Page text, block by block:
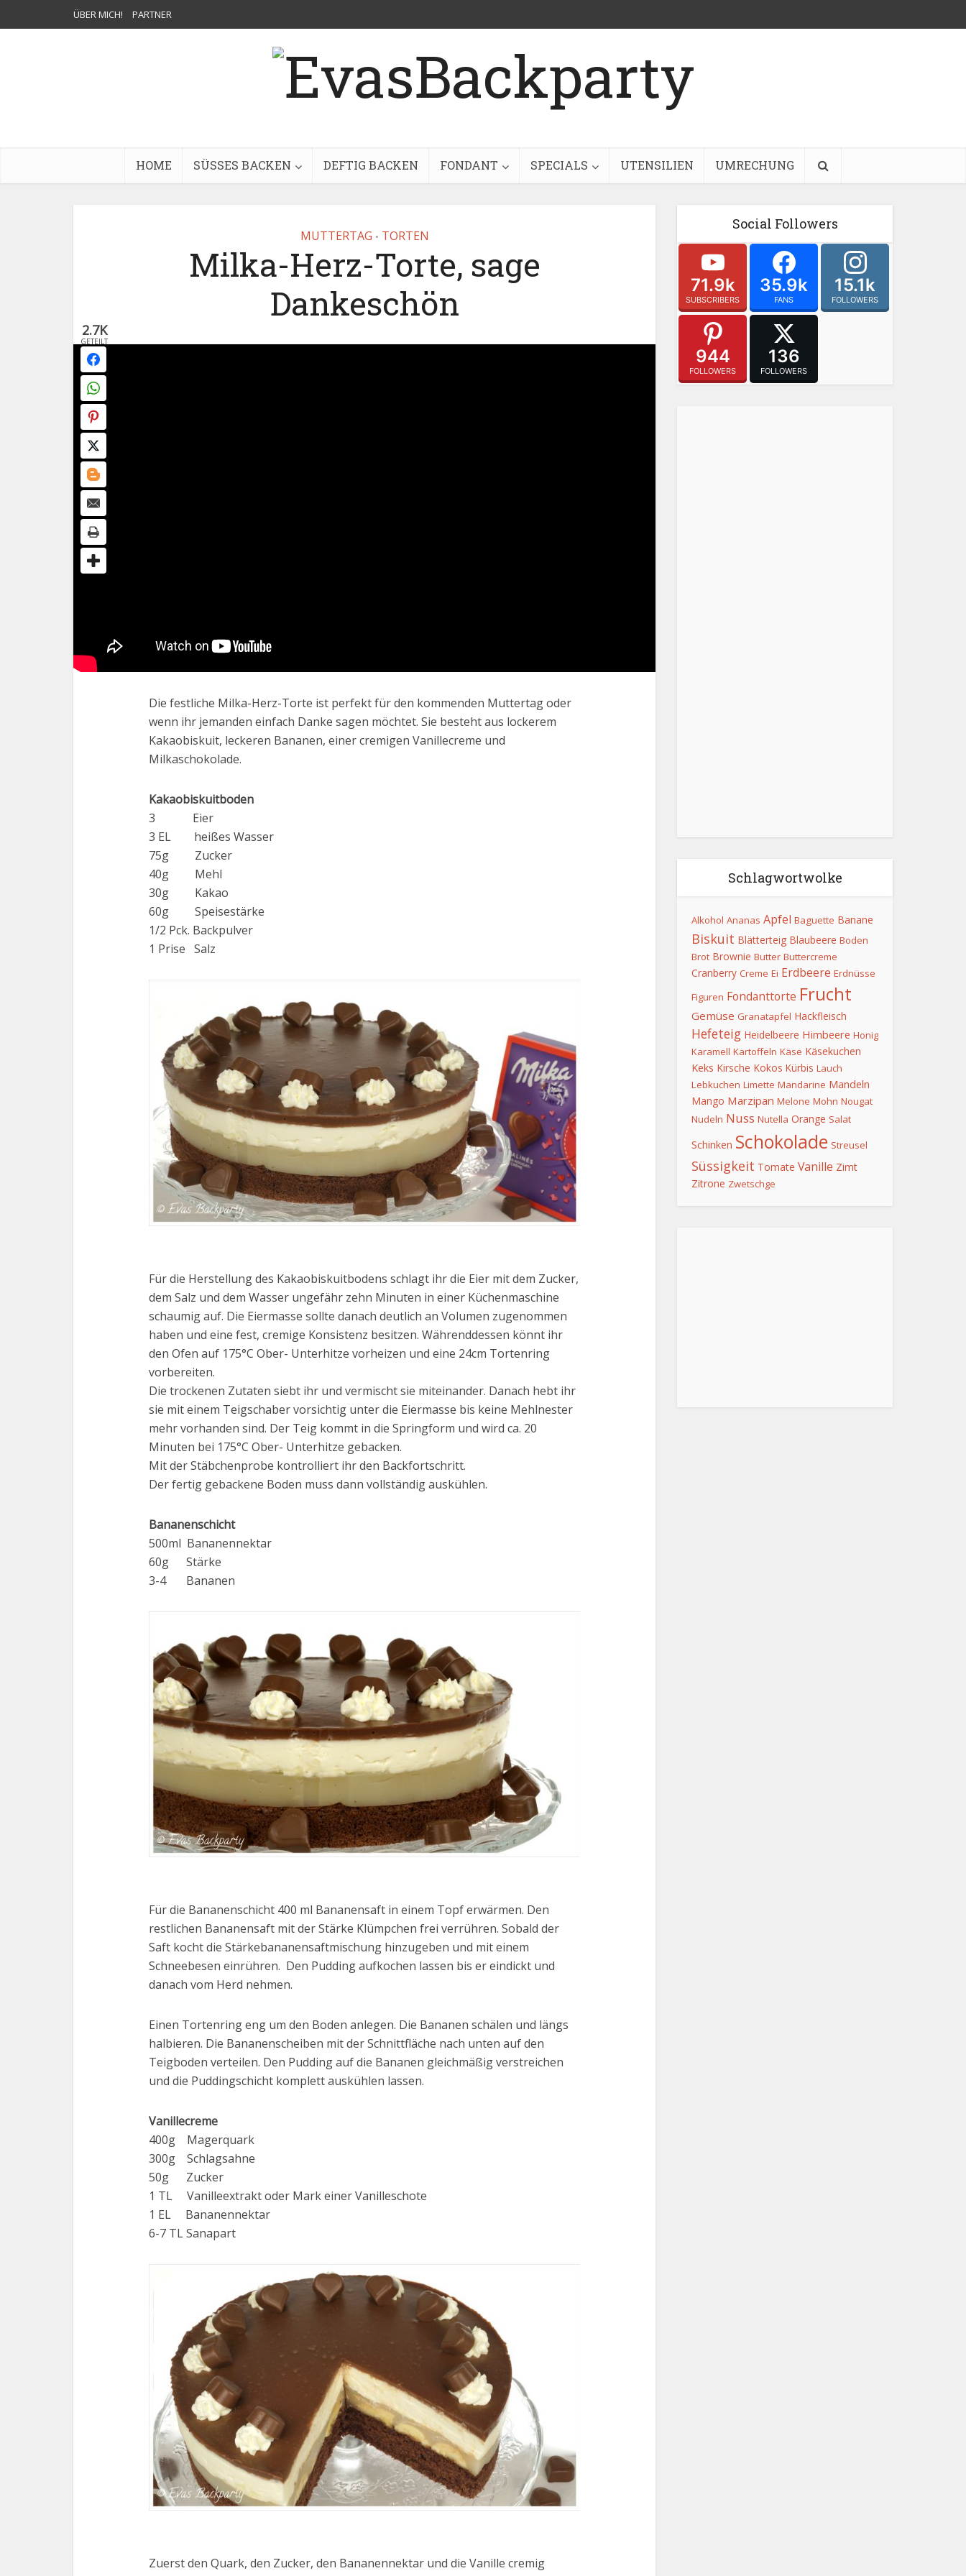
ÜBER MICH! PARTNER
HOME SÜSSES BACKEN DEFTIG BACKEN FONDANT SPECIALS UTENSILIEN UMRECHUNG
MUTTERTAG • TORTEN
Milka-Herz-Torte, sage
Dankeschön
2.7K
GETEILT
Die festliche Milka-Herz-Torte ist perfekt für den kommenden Muttertag oder
wenn ihr jemanden einfach Danke sagen möchtet. Sie besteht aus lockerem
Kakaobiskuit, leckeren Bananen, einer cremigen Vanillecreme und
Milkaschokolade.
Kakaobiskuitboden
3 Eier
3 EL heißes Wasser
75g Zucker
40g Mehl
30g Kakao
60g Speisestärke
1/2 Pck. Backpulver
1 Prise Salz
Für die Herstellung des Kakaobiskuitbodens schlagt ihr die Eier mit dem Zucker,
dem Salz und dem Wasser ungefähr zehn Minuten in einer Küchenmaschine
schaumig auf. Die Eiermasse sollte danach deutlich an Volumen zugenommen
haben und eine fest, cremige Konsistenz besitzen. Währenddessen könnt ihr
den Ofen auf 175°C Ober- Unterhitze vorheizen und eine 24cm Tortenring
vorbereiten.
Die trockenen Zutaten siebt ihr und vermischt sie miteinander. Danach hebt ihr
sie mit einem Teigschaber vorsichtig unter die Eiermasse bis keine Mehlnester
mehr vorhanden sind. Der Teig kommt in die Springform und wird ca. 20
Minuten bei 175°C Ober- Unterhitze gebacken.
Mit der Stäbchenprobe kontrolliert ihr den Backfortschritt.
Der fertig gebackene Boden muss dann vollständig auskühlen.
Bananenschicht
500ml Bananennektar
60g Stärke
3-4 Bananen
Für die Bananenschicht 400 ml Bananensaft in einem Topf erwärmen. Den
restlichen Bananensaft mit der Stärke Klümpchen frei verrühren. Sobald der
Saft kocht die Stärkebananensaftmischung hinzugeben und mit einem
Schneebesen einrühren. Den Pudding aufkochen lassen bis er eindickt und
danach vom Herd nehmen.
Einen Tortenring eng um den Boden anlegen. Die Bananen schälen und längs
halbieren. Die Bananenscheiben mit der Schnittfläche nach unten auf den
Teigboden verteilen. Den Pudding auf die Bananen gleichmäßig verstreichen
und die Puddingschicht komplett auskühlen lassen.
Vanillecreme
400g Magerquark
300g Schlagsahne
50g Zucker
1 TL Vanilleextrakt oder Mark einer Vanilleschote
1 EL Bananennektar
6-7 TL Sanapart
Zuerst den Quark, den Zucker, den Bananennektar und die Vanille cremig
Social Followers
71.9k
SUBSCRIBERS
35.9k
FANS
15.1k
FOLLOWERS
944
FOLLOWERS
136
FOLLOWERS
Schlagwortwolke
Alkohol Ananas Apfel Baguette Banane
Biskuit Blätterteig Blaubeere Boden
Brot Brownie Butter Buttercreme
Cranberry Creme Ei Erdbeere Erdnüsse
Figuren Fondanttorte Frucht
Gemüse Granatapfel Hackfleisch
Hefeteig Heidelbeere Himbeere Honig
Karamell Kartoffeln Käse Käsekuchen
Keks Kirsche Kokos Kürbis Lauch
Lebkuchen Limette Mandarine Mandeln
Mango Marzipan Melone Mohn Nougat
Nudeln Nuss Nutella Orange Salat
Schinken Schokolade Streusel
Süssigkeit Tomate Vanille Zimt
Zitrone Zwetschge